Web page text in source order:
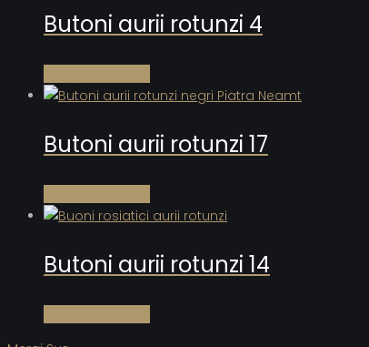
Butoni aurii rotunzi 4
Butoni aurii rotunzi 17
Butoni aurii rotunzi 14